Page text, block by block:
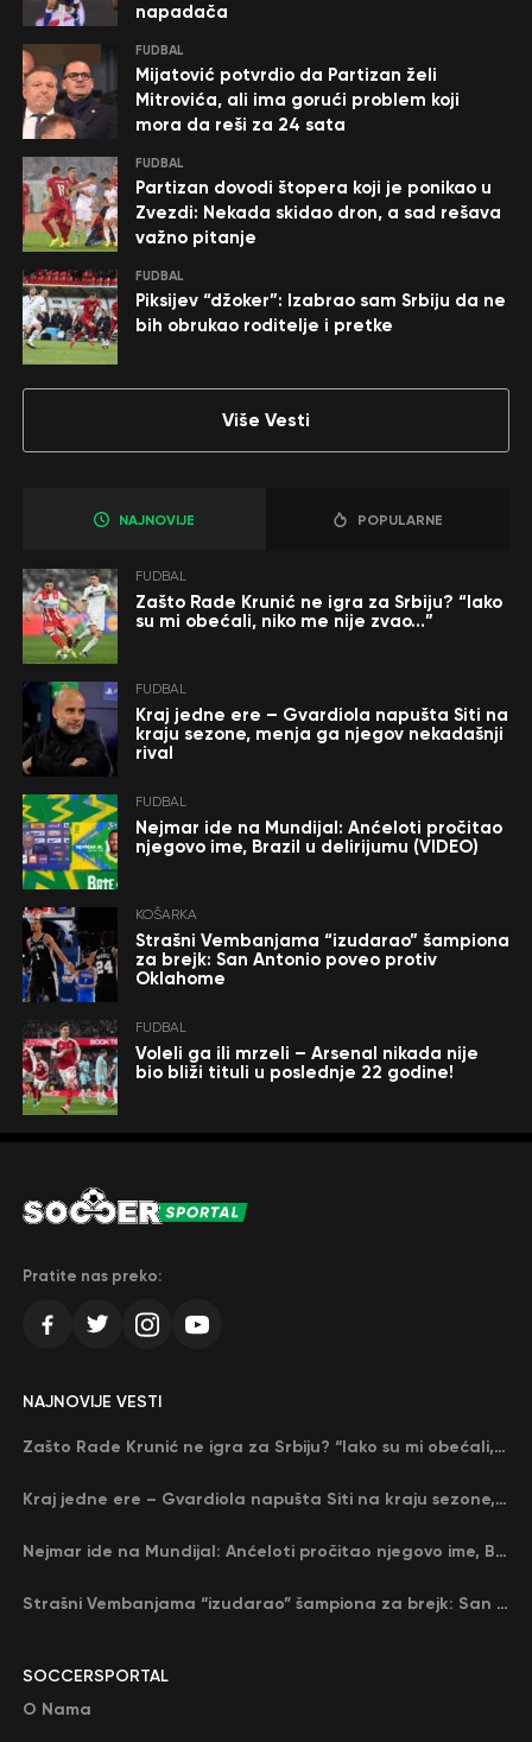
napadača
FUDBAL
Mijatović potvrdio da Partizan želi
Mitrovića, ali ima gorući problem koji
mora da reši za 24 sata
FUDBAL
Partizan dovodi štopera koji je ponikao u
Zvezdi: Nekada skidao dron, a sad rešava
važno pitanje
FUDBAL
Piksijev “džoker”: Izabrao sam Srbiju da ne
bih obrukao roditelje i pretke
Više Vesti
NAJNOVIJE POPULARNE
FUDBAL
Zašto Rade Krunić ne igra za Srbiju? “Iako
su mi obećali, niko me nije zvao…”
FUDBAL
Kraj jedne ere – Gvardiola napušta Siti na
kraju sezone, menja ga njegov nekadašnji
rival
FUDBAL
Nejmar ide na Mundijal: Anćeloti pročitao
njegovo ime, Brazil u delirijumu (VIDEO)
KOŠARKA
Strašni Vembanjama “izudarao” šampiona
za brejk: San Antonio poveo protiv
Oklahome
FUDBAL
Voleli ga ili mrzeli – Arsenal nikada nije
bio bliži tituli u poslednje 22 godine!
Pratite nas preko:
SOCCERSPORTAL
O Nama
NAJNOVIJE VESTI
Zašto Rade Krunić ne igra za Srbiju? “Iako su mi obećali, niko me nije zvao…”
Kraj jedne ere – Gvardiola napušta Siti na kraju sezone, menja ga njegov nekadašnji rival
Nejmar ide na Mundijal: Anćeloti pročitao njegovo ime, Brazil u delirijumu (VIDEO)
Strašni Vembanjama “izudarao” šampiona za brejk: San Antonio poveo protiv Oklahome